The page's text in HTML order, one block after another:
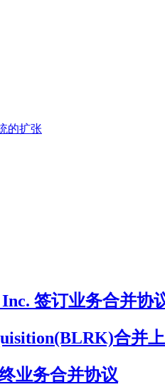
的扩张
签订业务合并协
合并
业务合并协议